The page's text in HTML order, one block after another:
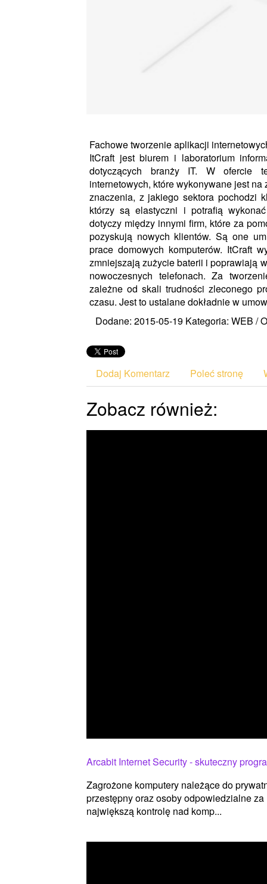
Fachowe tworzenie aplikacji
ItCraft jest biurem i laboratorium
dotyczących branży IT. W ofercie
internetowych, które wykonywane jest
znaczenia, z jakiego sektora pochodzi
którzy są elastyczni i potrafią
dotyczy między innymi firm, które za
pozyskują nowych klientów. Są one
prace domowych komputerów. ItCraft
zmniejszają zużycie baterii i poprawiają
nowoczesnych telefonach. Za
zależne od skali trudności zleconego
czasu. Jest to ustalane dokładnie w
Dodane: 2015-05-19 Kategoria: WEB /
Dodaj Komentarz Poleć stronę
Zobacz również:
Arcabit Internet Security - skuteczny
Zagrożone komputery należące do
przestępny oraz osoby odpowiedzialne
największą kontrolę nad komp...